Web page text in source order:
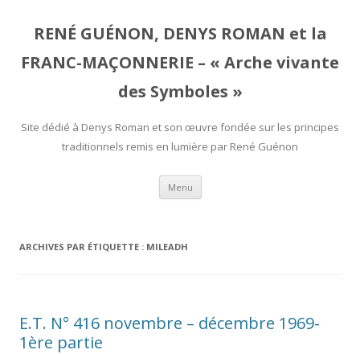
RENÉ GUÉNON, DENYS ROMAN et la
FRANC-MAÇONNERIE – « Arche vivante
des Symboles »
Site dédié à Denys Roman et son œuvre fondée sur les principes
traditionnels remis en lumière par René Guénon
Menu Aller
contenu
ARCHIVES PAR ÉTIQUETTE : MILEADH
E.T. N° 416 novembre – décembre 1969-
1ère partie